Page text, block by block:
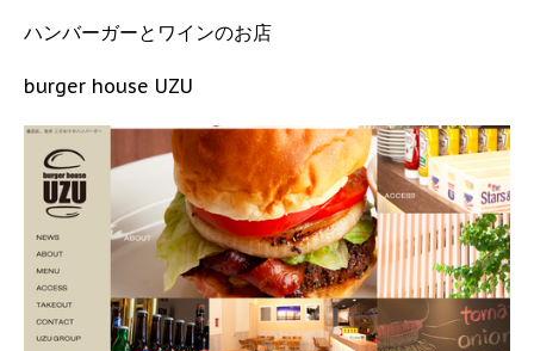
ハンバーガーとワインのお店
burger house UZU